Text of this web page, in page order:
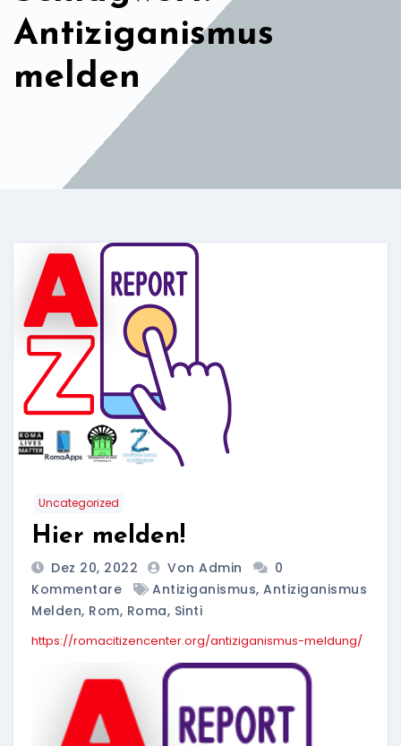
Antiziganismus
melden
Uncategorized
Hier melden!
Dez 20, 2022 Von Admin
0
Kommentare
Antiziganismus, Antiziganismus
Melden, Rom, Roma, Sinti
https://romacitizencenter.org/antiziganismus-meldung/